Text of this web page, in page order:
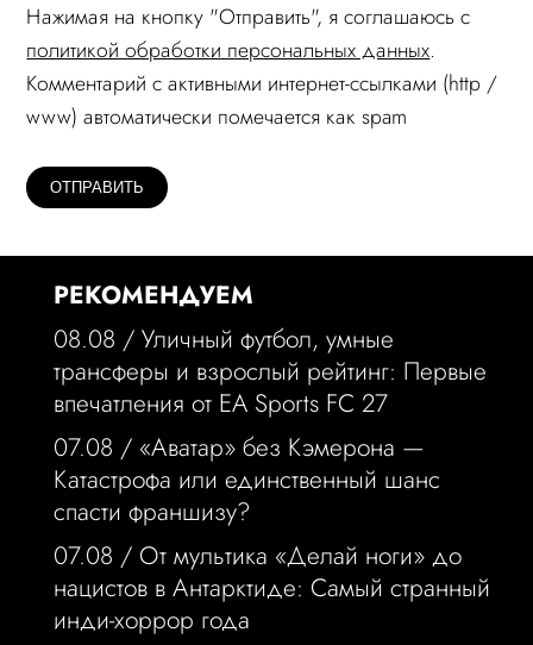
Нажимая на кнопку "Отправить", я соглашаюсь c
политикой обработки персональных данных.
Комментарий c активными интернет-ссылками (http /
www) автоматически помечается как spam
РЕКОМЕНДУЕМ
08.08 / Уличный футбол, умные
трансферы и взрослый рейтинг: Первые
впечатления от EA Sports FC 27
07.08 / «Аватар» без Кэмерона —
Катастрофа или единственный шанс
спасти франшизу?
07.08 / От мультика «Делай ноги» до
нацистов в Антарктиде: Самый странный
инди-хоррор года